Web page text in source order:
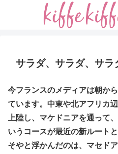
サラダ、サラダ、サラ
今フランスのメディアは朝か
ています。中東や北アフリカ
上陸し、マケドニアを通って
いうコースが最近の新ルート
そやと浮かんだのは、マセド